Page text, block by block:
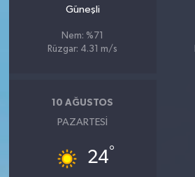
Güneşli
Nem: %71
Rüzgar: 4.31 m/s
10 AĞUSTOS
PAZARTESI
24°